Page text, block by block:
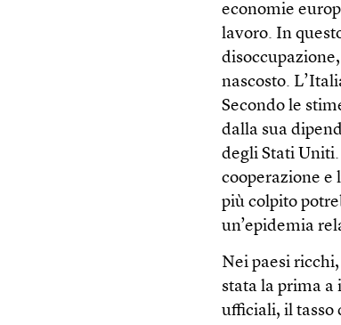
economie
lavoro. In
nascosto.
Secondo le
dalla sua
degli Stati
cooperazione e
più colpito
un’epidemia
Nei paesi
stata la prima a
ufficiali, il tasso